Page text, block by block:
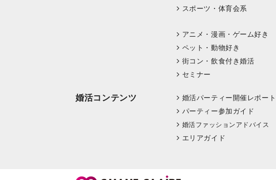
スポーツ・体育会系
アニメ・漫画・ゲーム好き
ペット・動物好き
街コン・飲食付き婚活
セミナー
婚活コンテンツ 婚活パーティー開催レポート
パーティー参加ガイド
婚活ファッションアドバイス
エリアガイド